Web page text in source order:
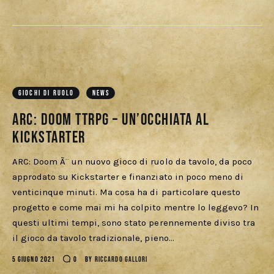
GIOCHI DI RUOLO NEWS
ARC: Doom TTRPG – Un’occhiata al
Kickstarter
ARC: Doom Ã¨ un nuovo gioco di ruolo da tavolo, da poco
approdato su Kickstarter e finanziato in poco meno di
venticinque minuti. Ma cosa ha di particolare questo
progetto e come mai mi ha colpito mentre lo leggevo? In
questi ultimi tempi, sono stato perennemente diviso tra
il gioco da tavolo tradizionale, pieno…
5 GIUGNO 2021 0 BY RICCARDO GALLORI